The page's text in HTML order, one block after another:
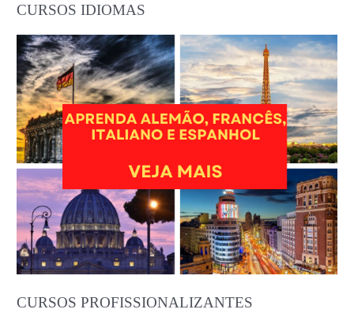
CURSOS IDIOMAS
CURSOS PROFISSIONALIZANTES